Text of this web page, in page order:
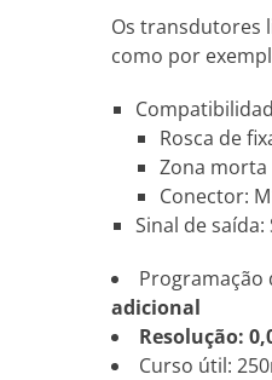
Os transdutores
como por
Rosca de
Zona morta
Conector:
Sinal de
Programação
adicional
Resolução:
Curso útil: